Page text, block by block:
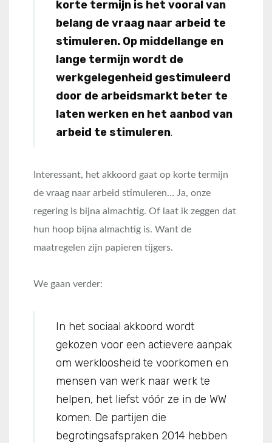
korte termijn is het vooral van
belang de vraag naar arbeid te
stimuleren. Op middellange en
lange termijn wordt de
werkgelegenheid gestimuleerd
door de arbeidsmarkt beter te
laten werken en het aanbod van
arbeid te stimuleren.
Interessant, het akkoord gaat op korte termijn
de vraag naar arbeid stimuleren… Ja, onze
regering is bijna almachtig. Of laat ik zeggen dat
hun hoop bijna almachtig is. Want de
maatregelen zijn papieren tijgers.
We gaan verder:
In het sociaal akkoord wordt
gekozen voor een actievere aanpak
om werkloosheid te voorkomen en
mensen van werk naar werk te
helpen, het liefst vóór ze in de WW
komen. De partijen die
begrotingsafspraken 2014 hebben